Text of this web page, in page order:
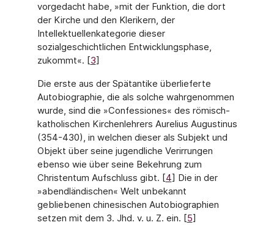
vorgedacht habe, »mit der Funktion, die dort
der Kirche und den Klerikern, der
Intellektuellenkategorie dieser
sozialgeschichtlichen Entwicklungsphase,
zukommt«. [3]
Die erste aus der Spätantike überlieferte
Autobiographie, die als solche wahrgenom­men
wurde, sind die »Confessiones« des römisch-
katholischen Kirchenlehrers Aurelius Augustinus
(354-430), in welchen dieser als Subjekt und
Objekt über seine jugendliche Verirrungen
ebenso wie über seine Bekehrung zum
Christentum Aufschluss gibt. [4] Die in der
»abendländischen« Welt unbekannt
gebliebenen chinesischen Autobiographien
set­zen mit dem 3. Jhd. v. u. Z. ein. [5]